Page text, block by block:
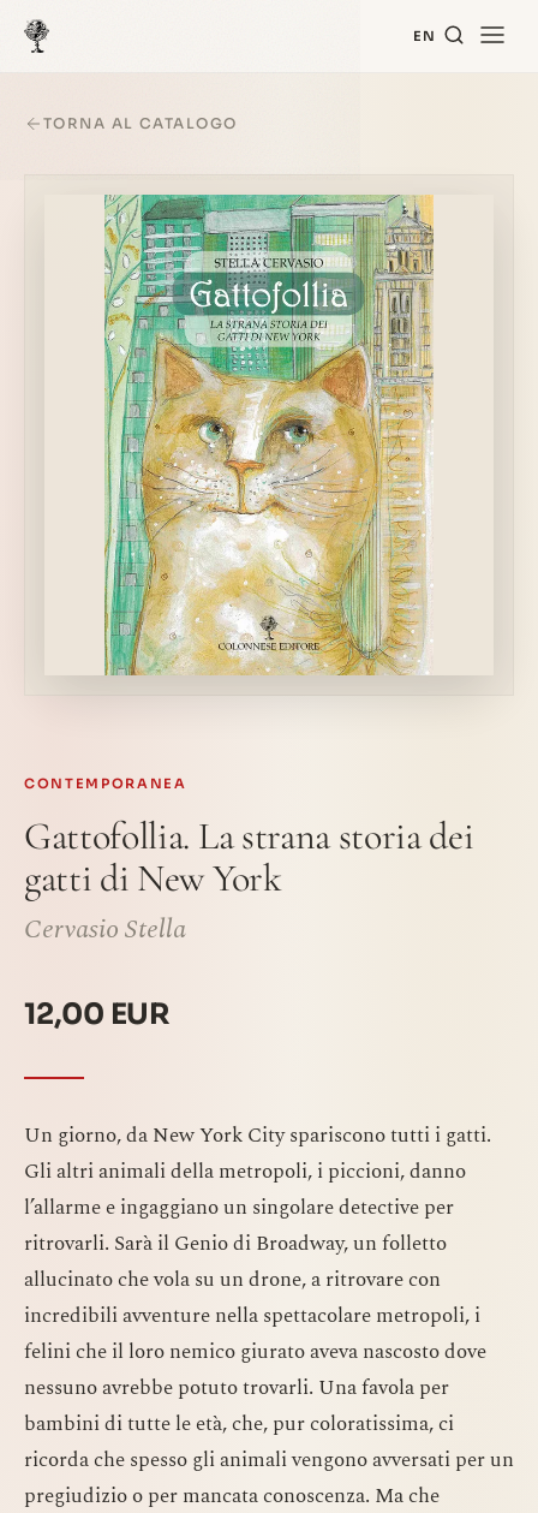
EN
TORNA AL CATALOGO
CONTEMPORANEA
Gattofollia. La strana storia dei
gatti di New York
Cervasio Stella
12,00 EUR
Un giorno, da New York City spariscono tutti i gatti.
Gli altri animali della metropoli, i piccioni, danno
l’allarme e ingaggiano un singolare detective per
ritrovarli. Sarà il Genio di Broadway, un folletto
allucinato che vola su un drone, a ritrovare con
incredibili avventure nella spettacolare metropoli, i
felini che il loro nemico giurato aveva nascosto dove
nessuno avrebbe potuto trovarli. Una favola per
bambini di tutte le età, che, pur coloratissima, ci
ricorda che spesso gli animali vengono avversati per un
pregiudizio o per mancata conoscenza. Ma che